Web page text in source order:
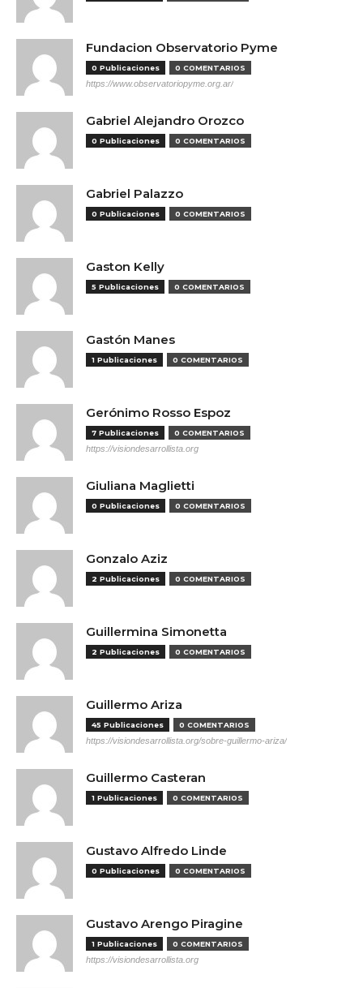
Fundacion Observatorio Pyme
0 Publicaciones 0 COMENTARIOS
https://www.observatoriopyme.org.ar/
Gabriel Alejandro Orozco
0 Publicaciones 0 COMENTARIOS
Gabriel Palazzo
0 Publicaciones 0 COMENTARIOS
Gaston Kelly
5 Publicaciones 0 COMENTARIOS
Gastón Manes
1 Publicaciones 0 COMENTARIOS
Gerónimo Rosso Espoz
7 Publicaciones 0 COMENTARIOS
https://visiondesarrollista.org
Giuliana Maglietti
0 Publicaciones 0 COMENTARIOS
Gonzalo Aziz
2 Publicaciones 0 COMENTARIOS
Guillermina Simonetta
2 Publicaciones 0 COMENTARIOS
Guillermo Ariza
45 Publicaciones 0 COMENTARIOS
https://visiondesarrollista.org/sobre-guillermo-ariza/
Guillermo Casteran
1 Publicaciones 0 COMENTARIOS
Gustavo Alfredo Linde
0 Publicaciones 0 COMENTARIOS
Gustavo Arengo Piragine
1 Publicaciones 0 COMENTARIOS
https://visiondesarrollista.org